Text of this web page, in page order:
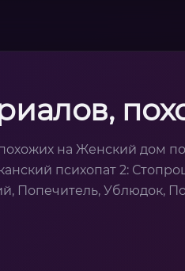
на Женский дом
психопат 2:
Попечитель, Ублюдок,